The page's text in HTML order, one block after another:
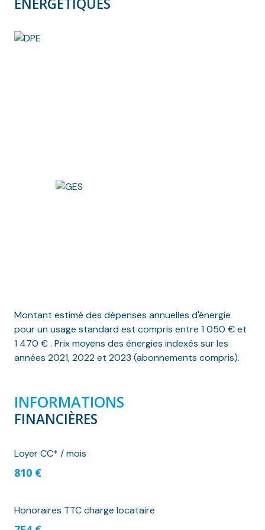
ÉNERGÉTIQUES
Montant estimé des dépenses annuelles d'énergie
pour un usage standard est compris entre 1 050 € et
1 470 € . Prix moyens des énergies indexés sur les
années 2021, 2022 et 2023 (abonnements compris).
INFORMATIONS
FINANCIÈRES
Loyer CC* / mois
810 €
Honoraires TTC charge locataire